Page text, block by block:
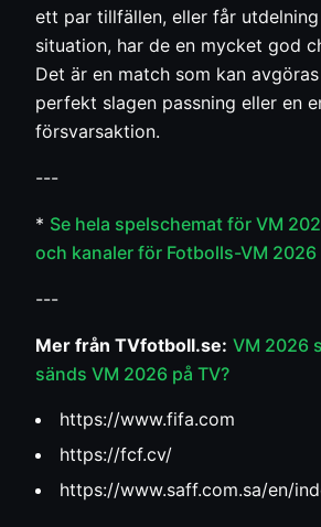
ett par tillfällen, eller får
situation, har de en mycket god
Det är en match som kan
perfekt slagen passning eller en
försvarsaktion.
---
* Se hela spelschemat för VM
och kanaler för Fotbolls-VM 2026
---
Mer från TVfotboll.se: VM 2026
sänds VM 2026 på TV?
https://www.fifa.com
https://fcf.cv/
https://www.saff.com.sa/en/